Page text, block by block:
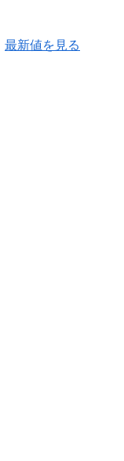
最新値を見る